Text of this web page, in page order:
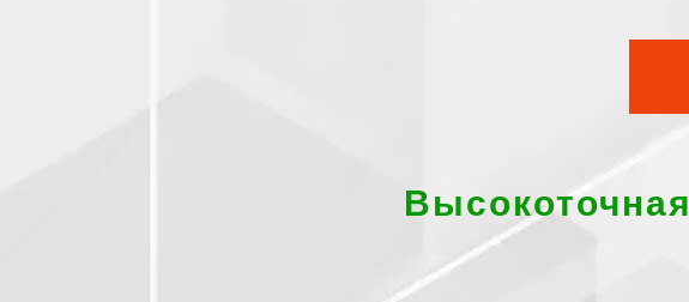
Высокоточная